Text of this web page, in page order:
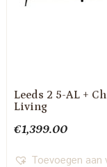
Leeds 2 5-AL +
Living
€1,399.00
Toevoegen aan